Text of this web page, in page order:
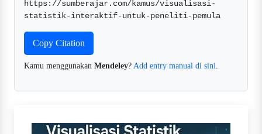
https://sumberajar.com/kamus/visualisasi-
statistik-interaktif-untuk-peneliti-pemula
Copy Citation
Kamu menggunakan Mendeley? Add entry manual di sini.